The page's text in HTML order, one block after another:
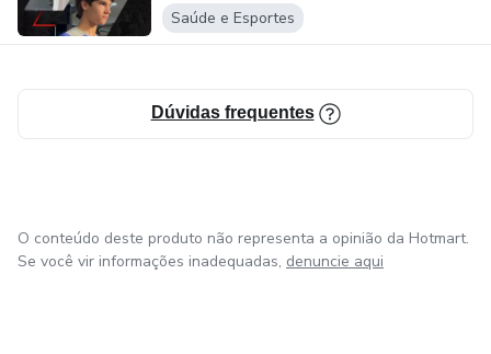
Saúde e Esportes
Dúvidas frequentes
O conteúdo deste produto não representa a opinião da Hotmart.
Se você vir informações inadequadas, denuncie aqui